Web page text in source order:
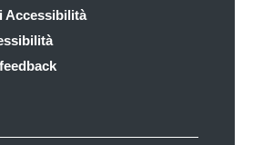
Accessibilità